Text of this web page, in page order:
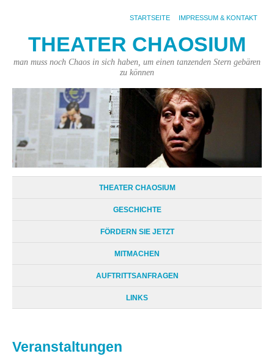
STARTSEITE IMPRESSUM & KONTAKT
THEATER CHAOSIUM
man muss noch Chaos in sich haben, um einen tanzenden Stern gebären
zu können
THEATER CHAOSIUM
GESCHICHTE
FÖRDERN SIE JETZT
MITMACHEN
AUFTRITTSANFRAGEN
LINKS
Veranstaltungen